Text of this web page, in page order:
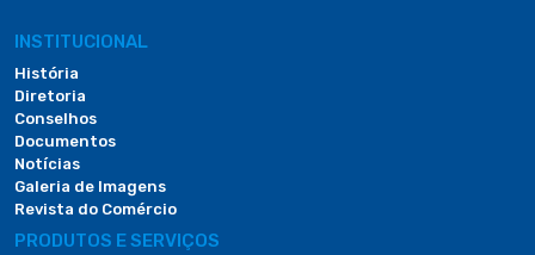
INSTITUCIONAL
História
Diretoria
Conselhos
Documentos
Notícias
Galeria de Imagens
Revista do Comércio
PRODUTOS E SERVIÇOS